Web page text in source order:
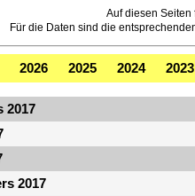
Auf diesen Seiten
Für die Daten sind die
2026 2025 2024 2023
2017
2017